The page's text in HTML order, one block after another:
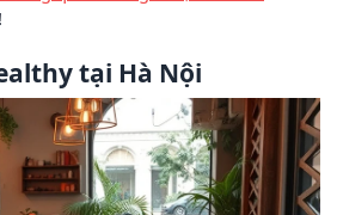
tại Hà Nội